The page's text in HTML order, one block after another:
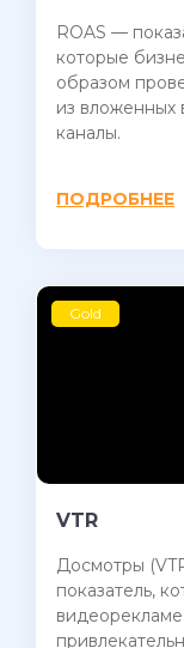
ROAS —
которые
образом
из вложенных
каналы.
ПОДРОБНЕЕ
Gold
VTR
Досмотры
показатель,